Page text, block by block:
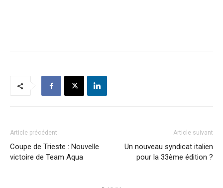
Article précédent
Coupe de Trieste : Nouvelle
victoire de Team Aqua
Article suivant
Un nouveau syndicat italien
pour la 33ème édition ?